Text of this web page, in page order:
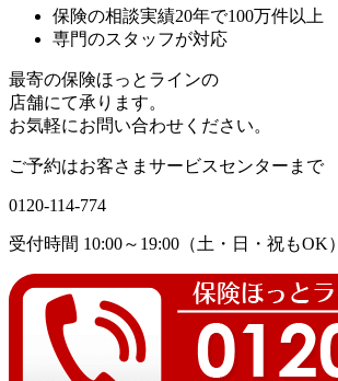
保険の相談実績20年で100万件以上
専門のスタッフが対応
最寄の保険ほっとラインの
店舗にて承ります。
お気軽にお問い合わせください。
ご予約はお客さまサービスセンターまで
0120-114-774
受付時間 10:00～19:00（土・日・祝もOK）